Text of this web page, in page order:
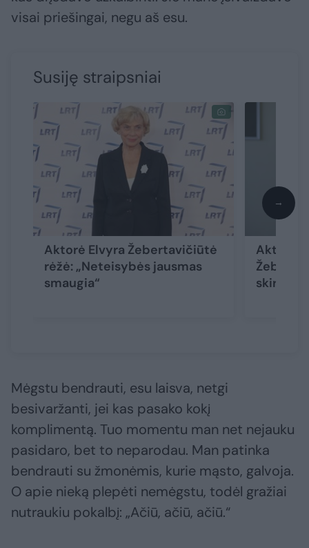
visai priešingai, negu aš esu.
Susiję straipsniai
Aktorė Elvyra Žebertavičiūtė
rėžė: „Neteisybės jausmas
smaugia“
Aktorės
skirtas
→
Mėgstu bendrauti, esu laisva, netgi
besivaržanti, jei kas pasako kokį
komplimentą. Tuo momentu man net nejauku
pasidaro, bet to neparodau. Man patinka
bendrauti su žmonėmis, kurie mąsto, galvoja.
O apie nieką plepėti nemėgstu, todėl gražiai
nutraukiu pokalbį: „Ačiū, ačiū, ačiū.“